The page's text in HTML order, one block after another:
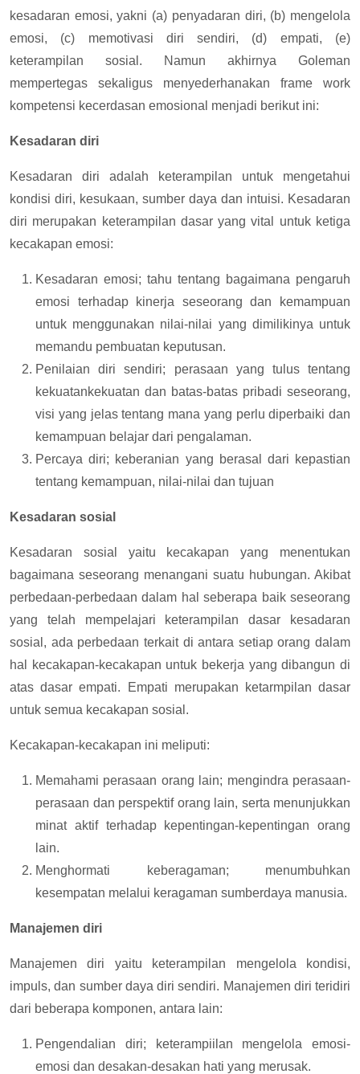
kesadaran emosi, yakni (a) penyadaran diri, (b) mengelola
emosi, (c) memotivasi diri sendiri, (d) empati, (e)
keterampilan sosial. Namun akhirnya Goleman
mempertegas sekaligus menyederhanakan frame work
kompetensi kecerdasan emosional menjadi berikut ini:
Kesadaran diri
Kesadaran diri adalah keterampilan untuk mengetahui
kondisi diri, kesukaan, sumber daya dan intuisi. Kesadaran
diri merupakan keterampilan dasar yang vital untuk ketiga
kecakapan emosi:
Kesadaran emosi; tahu tentang bagaimana pengaruh
emosi terhadap kinerja seseorang dan kemampuan
untuk menggunakan nilai-nilai yang dimilikinya untuk
memandu pembuatan keputusan.
Penilaian diri sendiri; perasaan yang tulus tentang
kekuatankekuatan dan batas-batas pribadi seseorang,
visi yang jelas tentang mana yang perlu diperbaiki dan
kemampuan belajar dari pengalaman.
Percaya diri; keberanian yang berasal dari kepastian
tentang kemampuan, nilai-nilai dan tujuan
Kesadaran sosial
Kesadaran sosial yaitu kecakapan yang menentukan
bagaimana seseorang menangani suatu hubungan. Akibat
perbedaan-perbedaan dalam hal seberapa baik seseorang
yang telah mempelajari keterampilan dasar kesadaran
sosial, ada perbedaan terkait di antara setiap orang dalam
hal kecakapan-kecakapan untuk bekerja yang dibangun di
atas dasar empati. Empati merupakan ketarmpilan dasar
untuk semua kecakapan sosial.
Kecakapan-kecakapan ini meliputi:
Memahami perasaan orang lain; mengindra perasaan-
perasaan dan perspektif orang lain, serta menunjukkan
minat aktif terhadap kepentingan-kepentingan orang
lain.
Menghormati keberagaman; menumbuhkan
kesempatan melalui keragaman sumberdaya manusia.
Manajemen diri
Manajemen diri yaitu keterampilan mengelola kondisi,
impuls, dan sumber daya diri sendiri. Manajemen diri teridiri
dari beberapa komponen, antara lain:
Pengendalian diri; keterampiilan mengelola emosi-
emosi dan desakan-desakan hati yang merusak.